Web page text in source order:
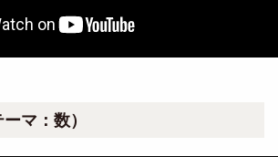
マ：数）